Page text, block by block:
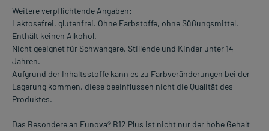
Weitere verpflichtende Angaben:
Laktosefrei, glutenfrei. Ohne Farbstoffe, ohne Süßungsmittel.
Enthält keinen Alkohol.
Nicht geeignet für Schwangere, Stillende und Kinder unter 14
Jahren.
Aufgrund der Inhaltsstoffe kann es zu Farbveränderungen bei der
Lagerung kommen, diese beeinflussen nicht die Qualität des
Produktes.
Das Besondere an Eunova® B12 Plus ist nicht nur der hohe Gehalt